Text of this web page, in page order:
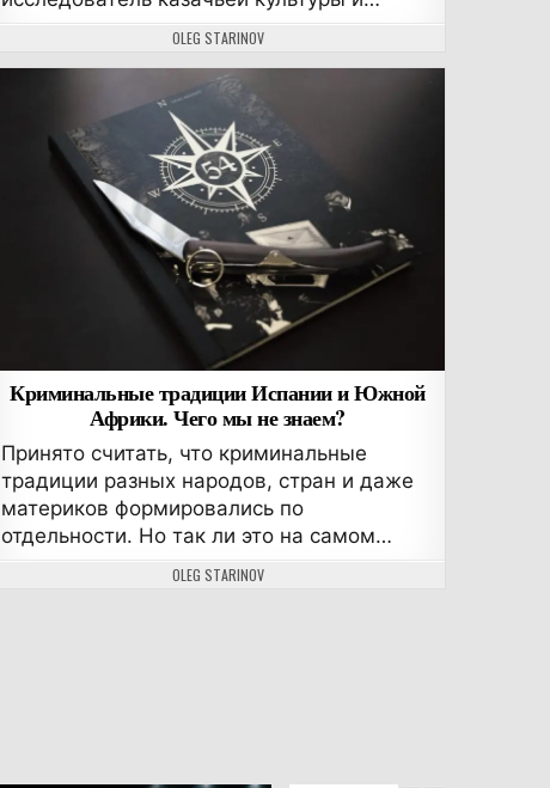
АВТОР:
OLEG STARINOV
Криминальные традиции Испании и Южной
Африки. Чего мы не знаем?
Принято считать, что криминальные
традиции разных народов, стран и даже
материков формировались по
отдельности. Но так ли это на самом…
АВТОР:
OLEG STARINOV